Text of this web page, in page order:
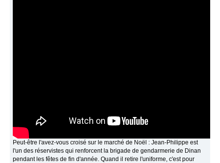
Peut-être l'avez-vous croisé sur le marché de Noël : Jean-Philippe est
l'un des réservistes qui renforcent la brigade de gendarmerie de Dinan
pendant les fêtes de fin d'année. Quand il retire l'uniforme, c'est pour